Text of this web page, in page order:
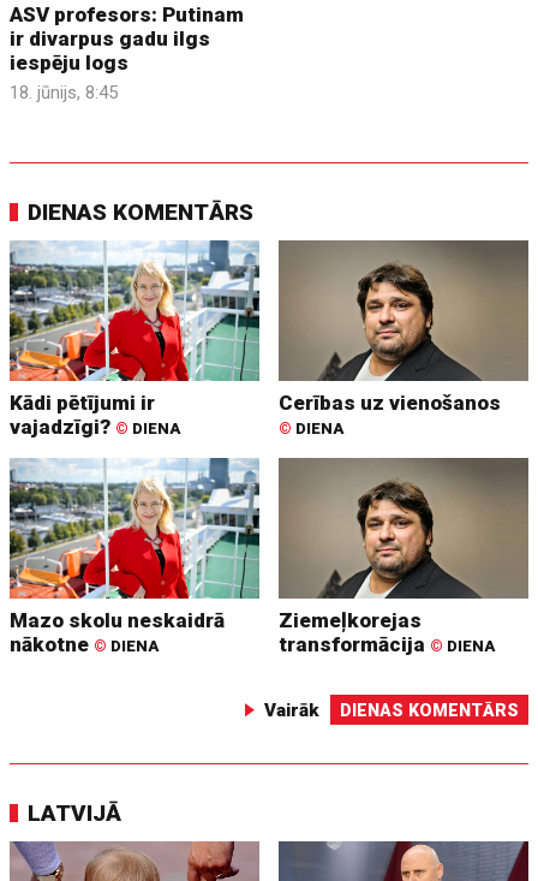
ASV profesors: Putinam
ir divarpus gadu ilgs
iespēju logs
18. jūnijs, 8:45
DIENAS KOMENTĀRS
Kādi pētījumi ir
vajadzīgi? © DIENA
Cerības uz vienošanos
© DIENA
Mazo skolu neskaidrā
nākotne © DIENA
Ziemeļkorejas
transformācija © DIENA
Vairāk DIENAS KOMENTĀRS
LATVIJĀ